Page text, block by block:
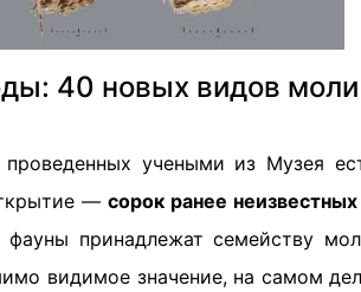
40 новых видов
учеными из Музея
— сорок ранее
фауны принадлежат семейству
видимое значение, на самом